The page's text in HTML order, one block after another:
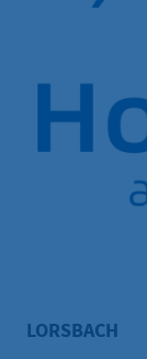
LORSBACH